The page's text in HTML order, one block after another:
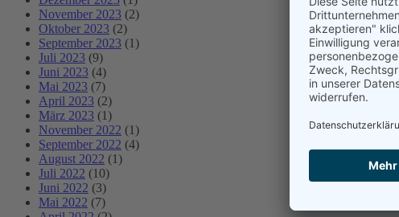
November 2023 (2)
Oktober 2023 (2)
September 2023 (1)
Juli 2023 (9)
Juni 2023 (4)
Mai 2023 (7)
April 2023 (2)
März 2023 (1)
November 2022 (1)
September 2022 (4)
August 2022 (1)
Juli 2022 (10)
Juni 2022 (3)
Mai 2022 (7)